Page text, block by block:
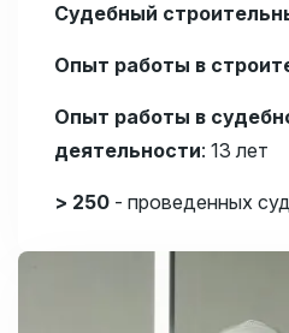
Судебный
Опыт работы в
Опыт работы в
деятельности: 13 лет
> 250 - проведенных